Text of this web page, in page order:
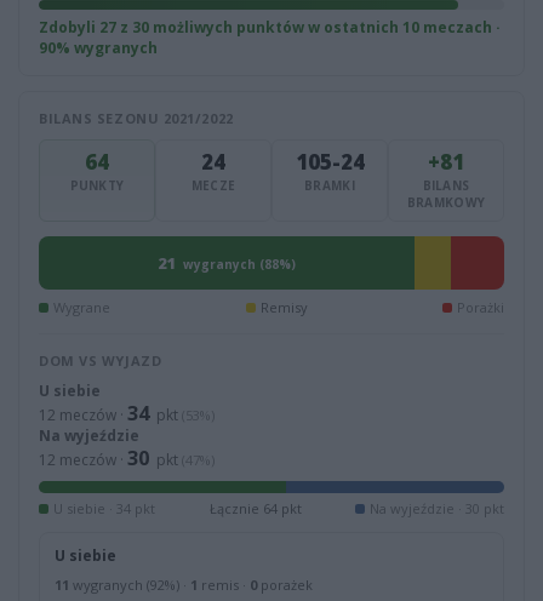
Zdobyli 27 z 30 możliwych punktów w ostatnich 10 meczach ·
90% wygranych
BILANS SEZONU 2021/2022
64
PUNKTY
24
MECZE
105-24
BRAMKI
+81
BILANS
BRAMKOWY
21 wygranych (88%)
Wygrane Remisy Porażki
DOM VS WYJAZD
U siebie
12 meczów · 34 pkt (53%)
Na wyjeździe
12 meczów · 30 pkt (47%)
U siebie · 34 pkt Łącznie 64 pkt Na wyjeździe · 30 pkt
U siebie
11 wygranych (92%) · 1 remis · 0porażek